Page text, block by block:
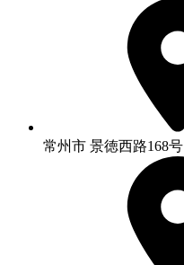
常州市 景徳西路168号